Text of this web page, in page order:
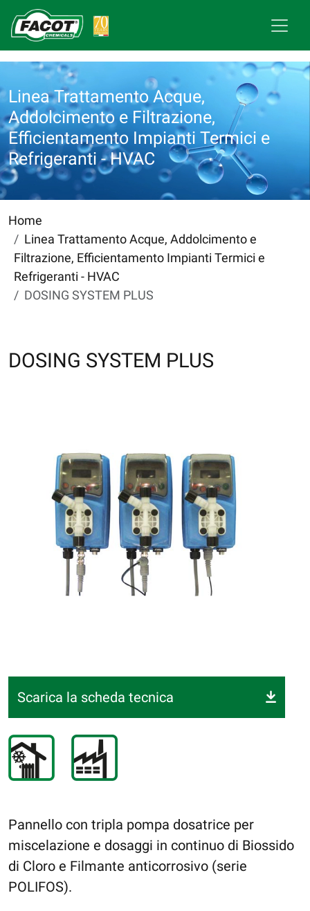
Linea Trattamento Acque,
Addolcimento e Filtrazione,
Efficientamento Impianti Termici e
Refrigeranti - HVAC
Home
Linea Trattamento Acque, Addolcimento e
Filtrazione, Efficientamento Impianti Termici e
Refrigeranti - HVAC
DOSING SYSTEM PLUS
DOSING SYSTEM PLUS
Scarica la scheda tecnica
Pannello con tripla pompa dosatrice per
miscelazione e dosaggi in continuo di Biossido
di Cloro e Filmante anticorrosivo (serie
POLIFOS).